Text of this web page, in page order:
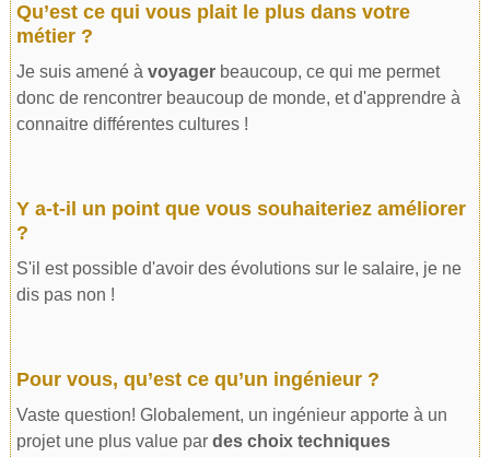
Qu’est ce qui vous plait le plus dans votre
métier ?
Je suis amené à voyager beaucoup, ce qui me permet
donc de rencontrer beaucoup de monde, et d'apprendre à
connaitre différentes cultures !
Y a-t-il un point que vous souhaiteriez améliorer
?
S'il est possible d'avoir des évolutions sur le salaire, je ne
dis pas non !
Pour vous, qu’est ce qu’un ingénieur ?
Vaste question! Globalement, un ingénieur apporte à un
projet une plus value par des choix techniques